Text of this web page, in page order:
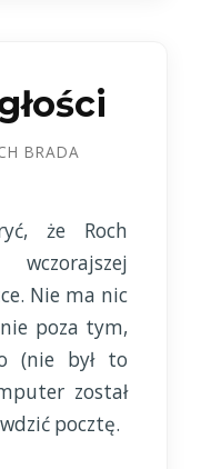
BRADA
że Roch
Nie ma nic
poza tym,
(nie był to
został
pocztę.